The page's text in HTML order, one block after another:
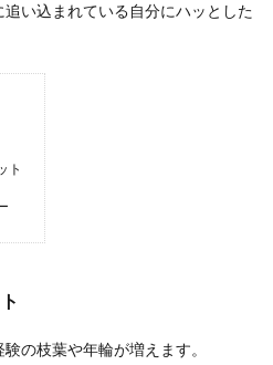
い込まれている自分にハッとした
ト
の枝葉や年輪が増えます。